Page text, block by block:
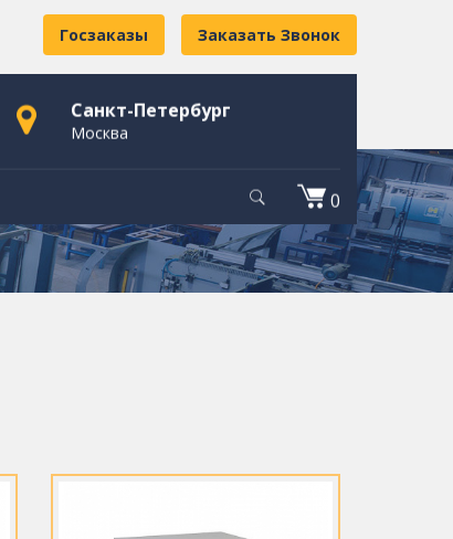
Заказать Звонок
Госзаказы
Санкт-Петербург
Москва
0